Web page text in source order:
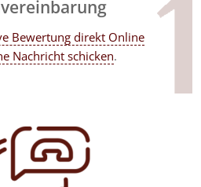
Bewertung direkt Online
Nachricht schicken.